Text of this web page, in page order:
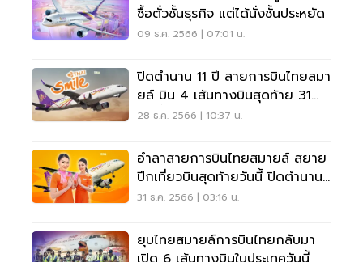
ซื้อตั๋วชั้นธุรกิจ แต่ได้นั่งชั้นประหยัด
09 ธ.ค. 2566 | 07:01 น.
ปิดตำนาน 11 ปี สายการบินไทยสมา
ยล์ บิน 4 เส้นทางบินสุดท้าย 31
ธ.ค.นี้
28 ธ.ค. 2566 | 10:37 น.
อำลาสายการบินไทยสมายล์ สยาย
ปีกเที่ยวบินสุดท้ายวันนี้ ปิดตำนาน
11 ปี
31 ธ.ค. 2566 | 03:16 น.
ยุบไทยสมายล์การบินไทยกลับมา